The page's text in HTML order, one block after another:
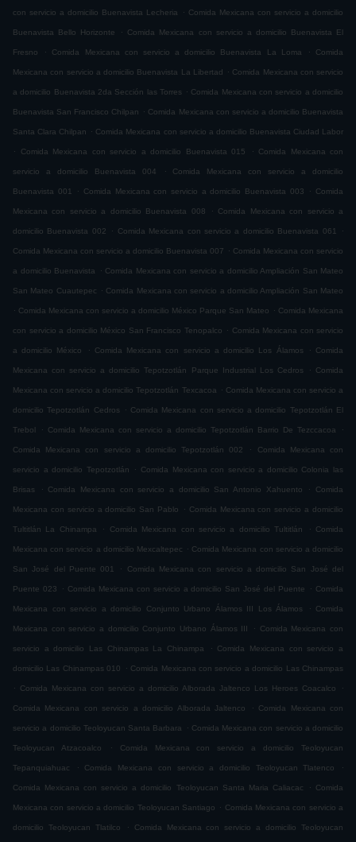
con servicio a domicilio Buenavista Lecheria . Comida Mexicana con servicio a domicilio
Buenavista Bello Horizonte . Comida Mexicana con servicio a domicilio Buenavista El
Fresno . Comida Mexicana con servicio a domicilio Buenavista La Loma . Comida
Mexicana con servicio a domicilio Buenavista La Libertad . Comida Mexicana con servicio
a domicilio Buenavista 2da Sección las Torres . Comida Mexicana con servicio a domicilio
Buenavista San Francisco Chilpan . Comida Mexicana con servicio a domicilio Buenavista
Santa Clara Chilpan . Comida Mexicana con servicio a domicilio Buenavista Ciudad Labor
.
Comida Mexicana con servicio a domicilio Buenavista 015 . Comida Mexicana con
servicio a domicilio Buenavista 004 . Comida Mexicana con servicio a domicilio
Buenavista 001 . Comida Mexicana con servicio a domicilio Buenavista 003 . Comida
Mexicana con servicio a domicilio Buenavista 008 . Comida Mexicana con servicio a
domicilio Buenavista 002 . Comida Mexicana con servicio a domicilio Buenavista 061 .
Comida Mexicana con servicio a domicilio Buenavista 007 . Comida Mexicana con servicio
a domicilio Buenavista . Comida Mexicana con servicio a domicilio Ampliación San Mateo
San Mateo Cuautepec . Comida Mexicana con servicio a domicilio Ampliación San Mateo
. Comida Mexicana con servicio a domicilio México Parque San Mateo . Comida Mexicana
con servicio a domicilio México San Francisco Tenopalco . Comida Mexicana con servicio
a domicilio México . Comida Mexicana con servicio a domicilio Los Álamos . Comida
Mexicana con servicio a domicilio Tepotzotlán Parque Industrial Los Cedros . Comida
Mexicana con servicio a domicilio Tepotzotlán Texcacoa . Comida Mexicana con servicio a
domicilio Tepotzotlán Cedros . Comida Mexicana con servicio a domicilio Tepotzotlán El
Trebol . Comida Mexicana con servicio a domicilio Tepotzotlán Barrio De Tezccacoa .
Comida Mexicana con servicio a domicilio Tepotzotlán 002 . Comida Mexicana con
servicio a domicilio Tepotzotlán . Comida Mexicana con servicio a domicilio Colonia las
Brisas . Comida Mexicana con servicio a domicilio San Antonio Xahuento . Comida
Mexicana con servicio a domicilio San Pablo . Comida Mexicana con servicio a domicilio
Tultitlán La Chinampa . Comida Mexicana con servicio a domicilio Tultitlán . Comida
Mexicana con servicio a domicilio Mexcaltepec . Comida Mexicana con servicio a domicilio
San José del Puente 001 . Comida Mexicana con servicio a domicilio San José del
Puente 023 . Comida Mexicana con servicio a domicilio San José del Puente . Comida
Mexicana con servicio a domicilio Conjunto Urbano Álamos III Los Álamos . Comida
Mexicana con servicio a domicilio Conjunto Urbano Álamos III . Comida Mexicana con
servicio a domicilio Las Chinampas La Chinampa . Comida Mexicana con servicio a
domicilio Las Chinampas 010 . Comida Mexicana con servicio a domicilio Las Chinampas
.
Comida Mexicana con servicio a domicilio Alborada Jaltenco Los Heroes Coacalco .
Comida Mexicana con servicio a domicilio Alborada Jaltenco . Comida Mexicana con
servicio a domicilio Teoloyucan Santa Barbara . Comida Mexicana con servicio a domicilio
Teoloyucan Atzacoalco . Comida Mexicana con servicio a domicilio Teoloyucan
Tepanquiahuac . Comida Mexicana con servicio a domicilio Teoloyucan Tlatenco .
Comida Mexicana con servicio a domicilio Teoloyucan Santa Maria Caliacac . Comida
Mexicana con servicio a domicilio Teoloyucan Santiago . Comida Mexicana con servicio a
domicilio Teoloyucan Tlatilco . Comida Mexicana con servicio a domicilio Teoloyucan